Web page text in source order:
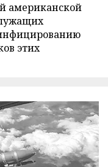
американской
этих